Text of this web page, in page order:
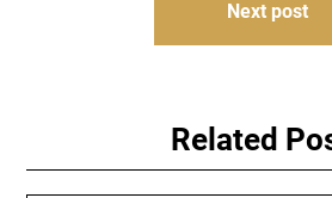
Next post
Related